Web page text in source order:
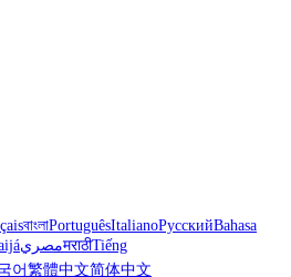
বাংলাPortuguêsItalianoРусскийBahasa
مصريमराठीTiếng
어繁體中文简体中文